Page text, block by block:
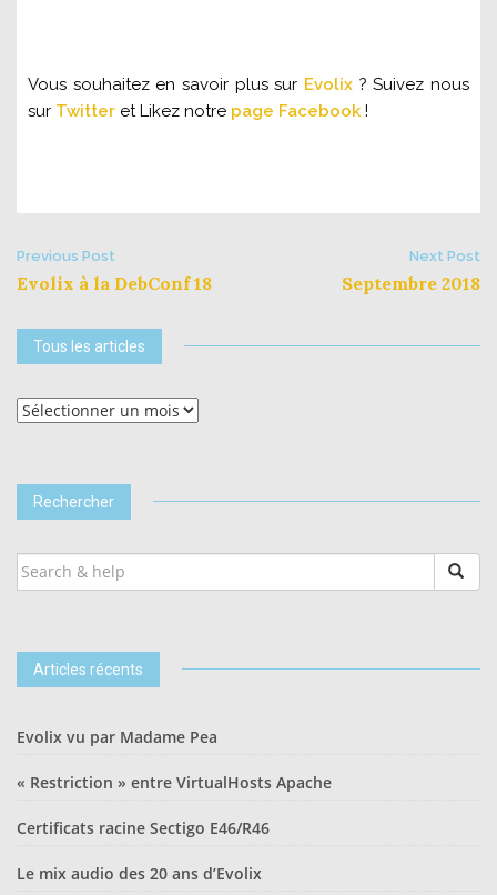
Vous souhaitez en savoir plus sur Evolix ? Suivez nous
sur Twitter et Likez notre page Facebook !
Post
Previous Post
Evolix à la DebConf 18
Next Post
Septembre 2018
Tous les articles
Tous
les
Rechercher
SEARCH
FOR:
Articles récents
Evolix vu par Madame Pea
« Restriction » entre VirtualHosts Apache
Certificats racine Sectigo E46/R46
Le mix audio des 20 ans d’Evolix